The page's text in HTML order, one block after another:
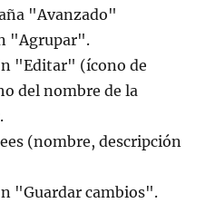
"Avanzado"
"Agrupar".
"Editar" (ícono de
del nombre de la
(nombre, descripción
"Guardar cambios".